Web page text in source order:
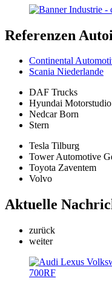
Referenzen
Continental
Scania Niederlande
DAF Trucks
Hyundai
Nedcar Born
Stern
Tesla Tilburg
Tower Automotive
Toyota Zaventem
Volvo
Aktuelle
zurück
weiter